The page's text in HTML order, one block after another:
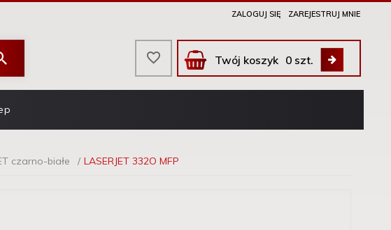
ZALOGUJ SIĘ ZAREJESTRUJ MNIE
Twój koszyk 0szt.
czarno-białe LASERJET 332O MFP